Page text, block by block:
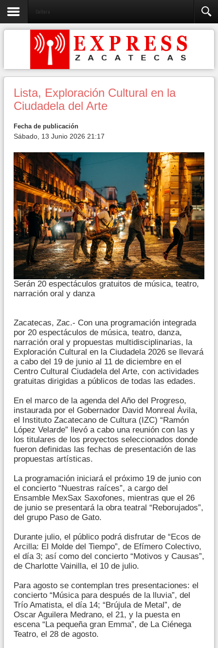
Cultura
Lista, Exploración Cultural en la
Ciudadela del Arte
Fecha de publicación
Sábado, 13 Junio 2026 21:17
Serán 20 espectáculos gratuitos de música, teatro,
narración oral y danza
Zacatecas, Zac.- Con una programación integrada
por 20 espectáculos de música, teatro, danza,
narración oral y propuestas multidisciplinarias, la
Exploración Cultural en la Ciudadela 2026 se llevará
a cabo del 19 de junio al 11 de diciembre en el
Centro Cultural Ciudadela del Arte, con actividades
gratuitas dirigidas a públicos de todas las edades.
En el marco de la agenda del Año del Progreso,
instaurada por el Gobernador David Monreal Ávila,
el Instituto Zacatecano de Cultura (IZC) “Ramón
López Velarde” llevó a cabo una reunión con las y
los titulares de los proyectos seleccionados donde
fueron definidas las fechas de presentación de las
propuestas artísticas.
La programación iniciará el próximo 19 de junio con
el concierto “Nuestras raíces”, a cargo del
Ensamble MexSax Saxofones, mientras que el 26
de junio se presentará la obra teatral “Reborujados”,
del grupo Paso de Gato.
Durante julio, el público podrá disfrutar de “Ecos de
Arcilla: El Molde del Tiempo”, de Efímero Colectivo,
el día 3; así como del concierto “Motivos y Causas”,
de Charlotte Vainilla, el 10 de julio.
Para agosto se contemplan tres presentaciones: el
concierto “Música para después de la lluvia”, del
Trío Amatista, el día 14; “Brújula de Metal”, de
Oscar Aguilera Medrano, el 21, y la puesta en
escena “La pequeña gran Emma”, de La Ciénega
Teatro, el 28 de agosto.